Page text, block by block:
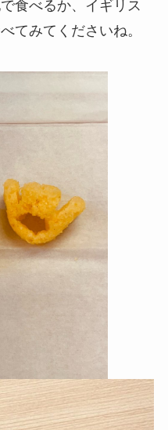
食べるか、イギリス
てみてくださいね。